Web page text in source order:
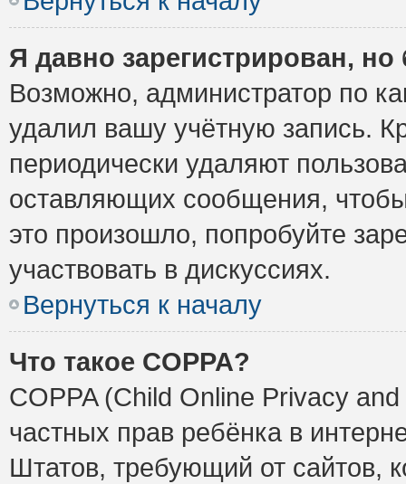
Я давно зарегистрирован,
Возможно, администратор по
удалил вашу учётную запись.
периодически удаляют
оставляющих сообщения,
это произошло, попробуйте
участвовать в дискуссиях.
Вернуться к началу
Что такое COPPA?
COPPA (Child Online Privacy
частных прав ребёнка в
Штатов, требующий от сайтов,